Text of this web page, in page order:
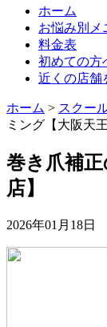
ホーム
お悩み別メ
料金表
初めての方
近くの店舗
ホーム > スクー
ミング【大阪天
巻き爪補
店】
2026年01月18日